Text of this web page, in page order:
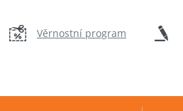
Věrnostní program